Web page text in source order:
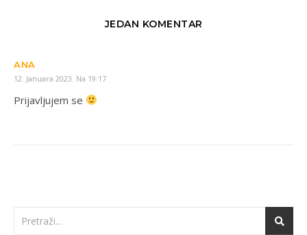
JEDAN KOMENTAR
ANA
12. Januara 2023. Na 19:17
Prijavljujem se